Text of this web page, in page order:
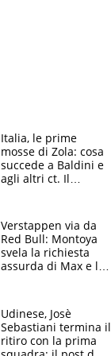
Italia, le prime
mosse di Zola: cosa
succede a Baldini e
agli altri ct. Il
azzurri
Verstappen via da
Red Bull: Montoya
svela la richiesta
assurda di Max e lo
McLaren siano
meglio?”
Udinese, Josè
Sebastiani termina il
ritiro con la prima